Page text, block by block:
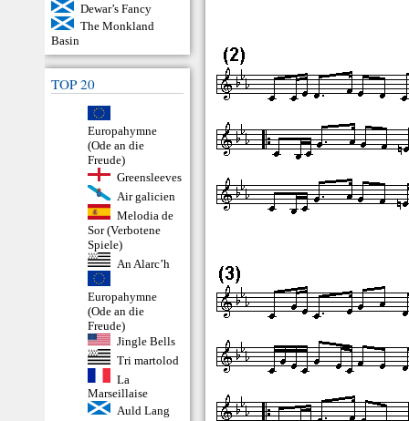
Dewar’s Fancy
The Monkland
Basin
TOP 20
Europahymne
(Ode an die
Freude)
Greensleeves
Air galicien
Melodia de
Sor (Verbotene
Spiele)
An Alarc’h
Europahymne
(Ode an die
Freude)
Jingle Bells
Tri martolod
La
Marseillaise
Auld Lang